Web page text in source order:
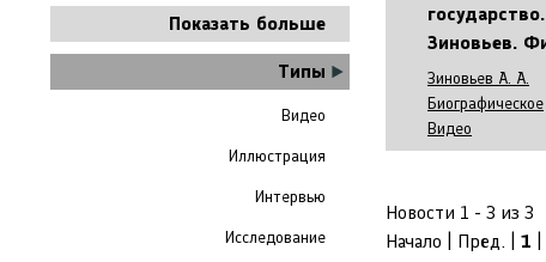
Показать больше
Типы
Видео
Иллюстрация
Интервью
Исследование
Зиновьев.
Зиновьев А. А.
Биографическое
Видео
Новости 1 - 3 из 3
Начало | Пред. | 1